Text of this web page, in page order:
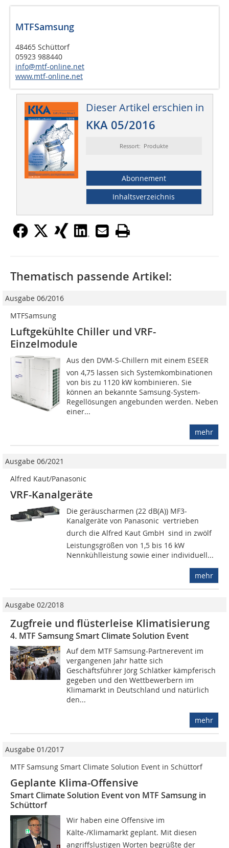
MTFSamsung
48465 Schüttorf
05923 988440
info@mtf-online.net
www.mtf-online.net
Dieser Artikel erschien in
KKA 05/2016
Ressort: Produkte
Abonnement
Inhaltsverzeichnis
Thematisch passende Artikel:
Ausgabe 06/2016
MTFSamsung
Luftgekühlte Chiller und VRF-
Einzelmodule
Aus den DVM-S-Chillern mit einem ESEER
von 4,75 lassen sich Systemkombinationen
von bis zu 1120 kW kombinieren. Sie
können an bekannte Samsung-System-
Regellösungen angebunden werden. Neben
einer...
mehr
Ausgabe 06/2021
Alfred Kaut/Panasonic
VRF-Kanalgeräte
Die geräuscharmen (22 dB(A)) MF3-
Kanalgeräte von Panasonic  vertrieben
durch die Alfred Kaut GmbH  sind in zwölf
Leistungsgrößen von 1,5 bis 16 kW
Nennkühlleistung sowie einer individuell...
mehr
Ausgabe 02/2018
Zugfreie und flüsterleise Klimatisierung
4. MTF Samsung Smart Climate Solution Event
Auf dem MTF Samsung-Partnerevent im
vergangenen Jahr hatte sich
Geschäftsführer Jörg Schlätker kämpferisch
gegeben und den Wettbewerbern im
Klimamarkt in Deutschland und natürlich
den...
mehr
Ausgabe 01/2017
MTF Samsung Smart Climate Solution Event in Schüttorf
Geplante Klima-Offensive
Smart Climate Solution Event von MTF Samsung in
Schüttorf
Wir haben eine Offensive im
Kälte-/Klimamarkt geplant. Mit diesen
angriffslustigen Worten begrüßte der